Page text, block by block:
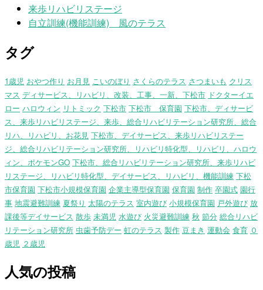
来歩リハビリステージ
自立訓練(機能訓練) 風のテラス
タグ
1歳児 おやつ作り お月見 こいのぼり さくらのテラス さつまいも クリス
マス ディサービス、リハビリ、改装、工事、一新、下松市 ドクターイエ
ロー ハロウィン リトミック 下松市 下松市 保育園 下松市、ディサービ
ス、来歩リハビリステージ、来歩、総合リハビリテーション研究所、総合
リハ、リハビリ、お花見 下松市、デイサービス、来歩リハビリステー
ジ、総合リハビリテーション研究所、リハビリ特化型、リハビリ、ハロウ
ィン、ポケモンGO 下松市、総合リハビリテーション研究所、来歩リハビ
リステージ、リハビリ特化型、デイサービス、リハビリ、機能訓練 下松
市保育園 下松市小規模保育園 企業主導型保育園 保育園 制作 卒園式 園行
事 地震避難訓練 夏祭り 太陽のテラス 室内遊び 小規模保育園 戸外遊び 放
課後等デイサービス 散歩 未満児 水遊び 火災避難訓練 秋 節分 総合リハビ
リテーション研究所 虫歯予防デー 虹のテラス 製作 豆まき 運動会 食育 ０
歳児 ２歳児
人気の投稿